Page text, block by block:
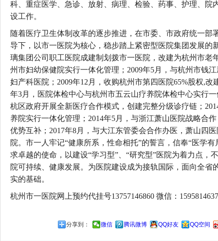
科、重症医学、急诊、放射、病理、检验、药事、护理、院
设工作。
随着医疗卫生体制改革的逐步推进，在市委、市政府统一部
导下，以市一医院为核心，稳步踏上紧密型医院集团发展的
璃集团公司职工医院成建制划拨市一医院，改建为杭州市老
州市妇幼保健院实行一体化管理；2009年5月，与杭州市钱
妇产科医院；2009年12月，收购杭州市第四医院65%股权,改
年3月，医院体检中心与杭州市五云山疗养院体检中心实行
杭区政府开展全新医疗合作模式，创建完整分级诊疗链；
养院实行一体化管理；2014年5月，与浙江萧山医院战略合
优势互补；2017年8月，与大江东管委会合作办医，萧山四
院。市一人牢记“健康所系，性命相托”的誓言，信奉“医学
求卓越的使命，以建设“学习型”、“研究型”医院为着力点，
院可持续、健康发展。为医院建设成为接轨国际，面向全省
实的基础。
杭州市一医院网上预约代挂号13757146860 微信：
分享到： 微信 腾讯微博 QQ好友 QQ空间